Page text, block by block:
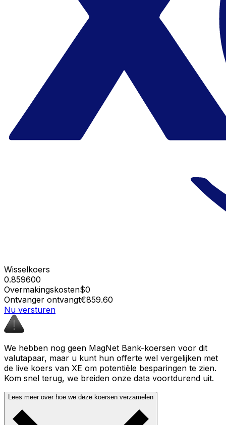
Wisselkoers
0.859600
Overmakingskosten$0
Ontvanger ontvangt€859.60
Nu versturen
We hebben nog geen MagNet Bank-koersen voor dit
valutapaar, maar u kunt hun offerte wel vergelijken met
de live koers van XE om potentiële besparingen te zien.
Kom snel terug, we breiden onze data voortdurend uit.
Lees meer over hoe we deze koersen verzamelen